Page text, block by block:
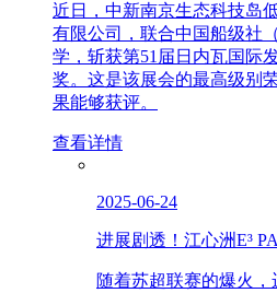
近日，中新南京生态科技岛
有限公司，联合中国船级社
学，斩获第51届日内瓦国际
奖。这是该展会的最高级别
果能够获评。
查看详情
2025-06-24
进展剧透！江心洲E³
随着苏超联赛的爆火